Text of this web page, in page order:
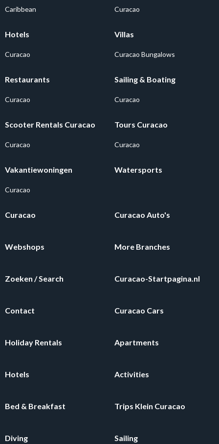
Caribbean Curacao
Hotels
Curacao
Villas
Curacao Bungalows
Restaurants
Curacao
Sailing & Boating
Curacao
Scooter Rentals Curacao
Curacao
Tours Curacao
Curacao
Vakantiewoningen
Curacao
Watersports
Curacao Curacao Auto's
Webshops More Branches
Zoeken / Search Curacao-Startpagina.nl
Contact Curacao Cars
Holiday Rentals Apartments
Hotels Activities
Bed & Breakfast Trips Klein Curacao
Diving Sailing